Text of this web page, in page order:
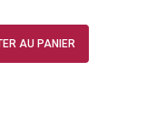
AU PANIER